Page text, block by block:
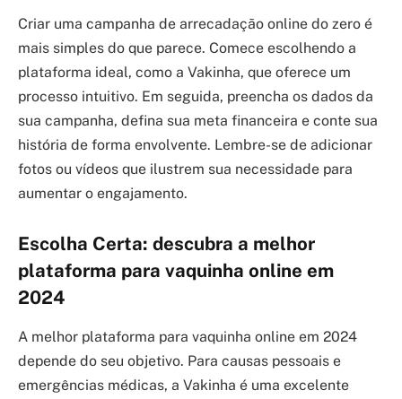
Criar uma campanha de arrecadação online do zero é
mais simples do que parece. Comece escolhendo a
plataforma ideal, como a Vakinha, que oferece um
processo intuitivo. Em seguida, preencha os dados da
sua campanha, defina sua meta financeira e conte sua
história de forma envolvente. Lembre-se de adicionar
fotos ou vídeos que ilustrem sua necessidade para
aumentar o engajamento.
Escolha Certa: descubra a melhor
plataforma para vaquinha online em
2024
A melhor plataforma para vaquinha online em 2024
depende do seu objetivo. Para causas pessoais e
emergências médicas, a Vakinha é uma excelente